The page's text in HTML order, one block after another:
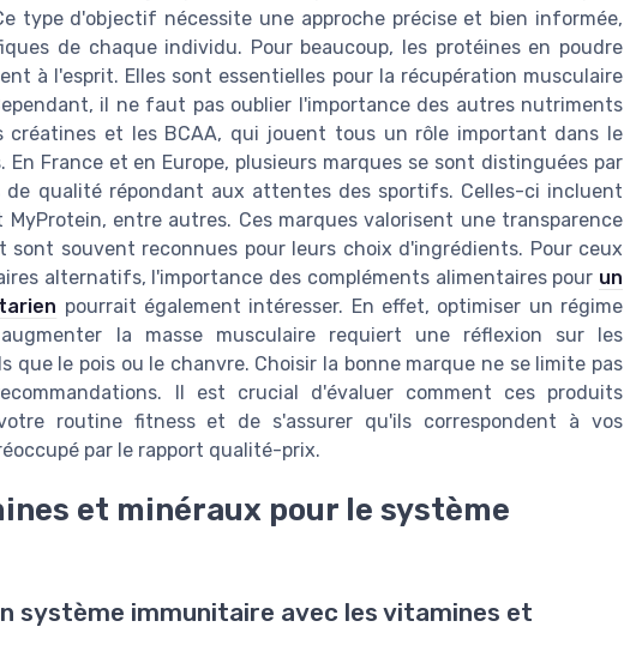
type d'objectif nécessite une approche précise et bien informée,
de chaque individu. Pour beaucoup, les protéines en poudre
à l'esprit. Elles sont essentielles pour la récupération musculaire
il ne faut pas oublier l'importance des autres nutriments
créatines et les BCAA, qui jouent tous un rôle important dans le
France et en Europe, plusieurs marques se sont distinguées par
qualité répondant aux attentes des sportifs. Celles-ci incluent
entre autres. Ces marques valorisent une transparence
sont souvent reconnues pour leurs choix d'ingrédients. Pour ceux
alternatifs, l'importance des compléments alimentaires pour un
pourrait également intéresser. En effet, optimiser un régime
la masse musculaire requiert une réflexion sur les
que le pois ou le chanvre. Choisir la bonne marque ne se limite pas
Il est crucial d'évaluer comment ces produits
routine fitness et de s'assurer qu'ils correspondent à vos
par le rapport qualité-prix.
et minéraux pour le système
système immunitaire avec les vitamines et